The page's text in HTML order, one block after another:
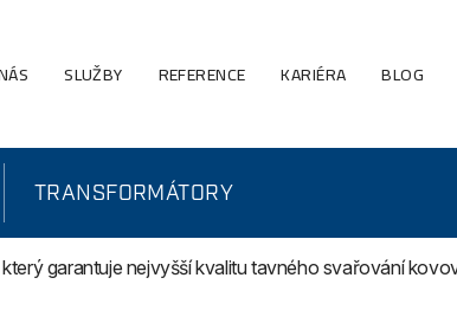
SLUŽBY REFERENCE KARIÉRA BLOG
TRANSFORMÁTORY
garantuje nejvyšší kvalitu tavného svařování